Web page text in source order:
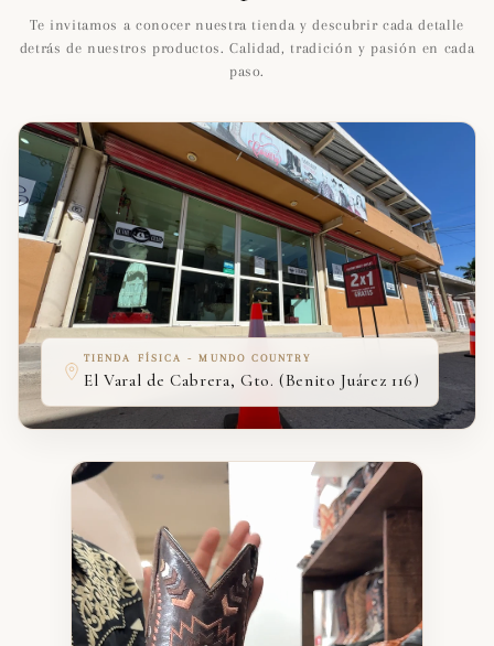
Te invitamos a conocer nuestra tienda y descubrir cada detalle
detrás de nuestros productos. Calidad, tradición y pasión en cada
paso.
TIENDA FÍSICA - MUNDO COUNTRY
El Varal de Cabrera, Gto. (Benito Juárez 116)